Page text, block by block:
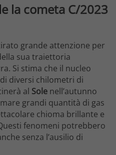
la cometa C/2023
grande attenzione per
sua traiettoria
Si stima che il nucleo
diversi chilometri di
al Sole nell’autunno
grandi quantità di gas
chioma brillante e
fenomeni potrebbero
senza l’ausilio di